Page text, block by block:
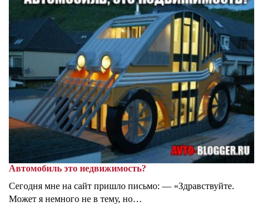
Автомобиль это недвижимость?
Сегодня мне на сайт пришло письмо: — «Здравствуйте.
Может я немного не в тему, но…